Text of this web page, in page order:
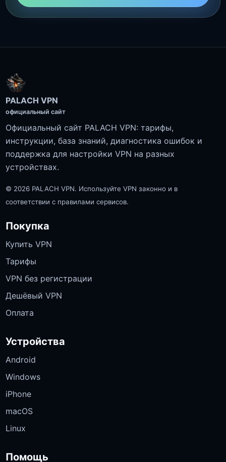
PALACH VPN
официальный сайт
Официальный сайт PALACH VPN: тарифы,
инструкции, база знаний, диагностика ошибок и
поддержка для настройки VPN на разных
устройствах.
© 2026 PALACH VPN. Используйте VPN законно и в
соответствии с правилами сервисов.
Покупка
Купить VPN
Тарифы
VPN без регистрации
Дешёвый VPN
Оплата
Устройства
Android
Windows
iPhone
macOS
Linux
Помощь